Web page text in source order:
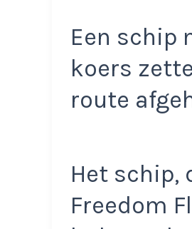
Een
koers
route
Het schip,
Freedom